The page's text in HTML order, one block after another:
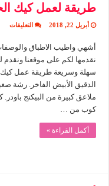
طريقة لعمل كيك
أبريل 22, 2018 التعليقاتعلى
كيكأشهي واطيب الاطباق والوصفات
نقدمها لكم على موقعنا
سهلة وسريعة طريقة عمل كيك
الدقيق الأبيض الفاخر. رشة
ملاعق كبيرة من البيكنج
كوب من …
أكمل القراءة »